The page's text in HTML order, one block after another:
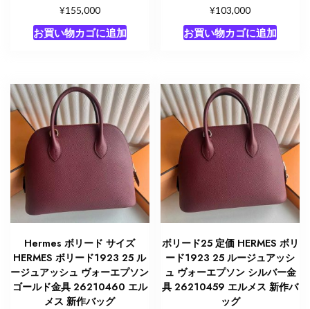
¥155,000
お買い物カゴに追加
¥103,000
お買い物カゴに追加
Hermes ボリード サイズ
HERMES ボリード1923 25 ル
ージュアッシュ ヴォーエプソン
ゴールド金具 26210460 エル
メス 新作バッグ
ボリード25 定価 HERMES ボリ
ード1923 25 ルージュアッシ
ュ ヴォーエプソン シルバー金
具 26210459 エルメス 新作バ
ッグ